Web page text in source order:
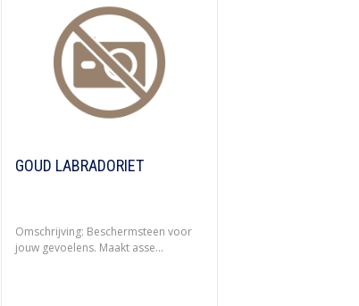
GOUD LABRADORIET
Omschrijving: Beschermsteen voor
jouw gevoelens. Maakt asse...